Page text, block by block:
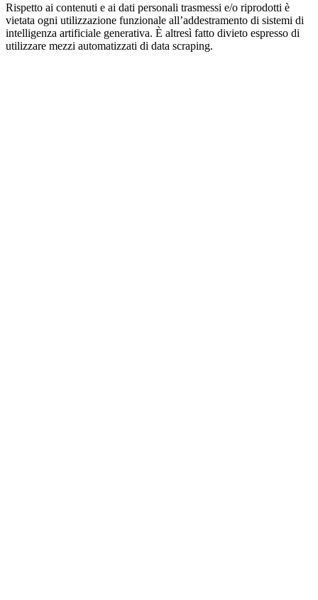
Rispetto ai contenuti e ai dati personali trasmessi e/o riprodotti è
vietata ogni utilizzazione funzionale all’addestramento di sistemi di
intelligenza artificiale generativa. È altresì fatto divieto espresso di
utilizzare mezzi automatizzati di data scraping.